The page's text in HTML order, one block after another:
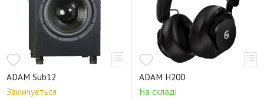
ADAM Sub12
Закінчується
ADAM H200
На складі